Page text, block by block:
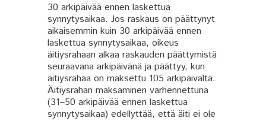
30 arkipäivää ennen laskettua
synnytysaikaa. Jos raskaus on päättynyt
aikaisemmin kuin 30 arkipäivää ennen
laskettua synnytysaikaa, oikeus
äitiysrahaan alkaa raskauden päättymistä
seuraavana arkipäivänä ja päättyy, kun
äitiysrahaa on maksettu 105 arkipäivältä.
Äitiysrahan maksaminen varhennettuna
(31–50 arkipäivää ennen laskettua
synnytysaikaa) edellyttää, että äiti ei ole